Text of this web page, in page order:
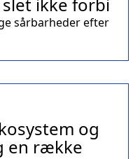
sårbarheder efter
og
en række